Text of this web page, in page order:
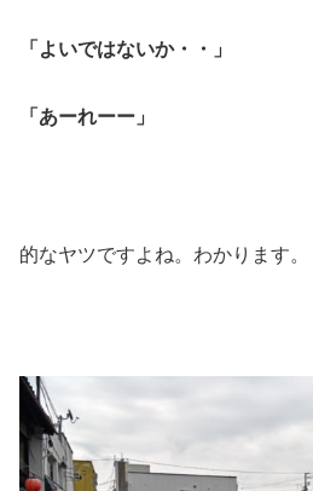
「よいではないか・・」
「あーれーー」
的なヤツですよね。わかります。